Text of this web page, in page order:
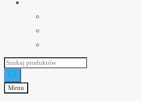
Wyszukiwarka
produktów
Menu